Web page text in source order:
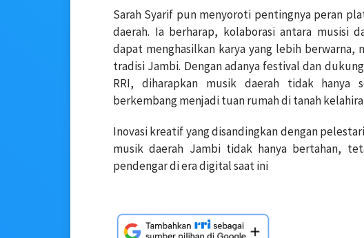
Sarah Syarif pun menyoroti pentingnya peran
daerah. Ia berharap, kolaborasi antara musisi
dapat menghasilkan karya yang lebih
tradisi Jambi. Dengan adanya festival dan
RRI, diharapkan musik daerah tidak hanya
berkembang menjadi tuan rumah di tanah
Inovasi kreatif yang disandingkan dengan
musik daerah Jambi tidak hanya bertahan,
pendengar di era digital saat ini